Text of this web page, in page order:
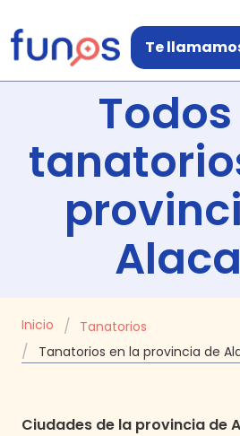
Te
Inicio
Tanatorios
Tanatorios en la provincia de
Ciudades de la provincia de